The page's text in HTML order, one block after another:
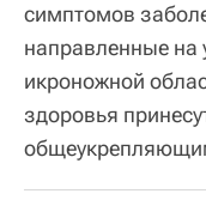
симптомов
направленные на
икроножной
здоровья